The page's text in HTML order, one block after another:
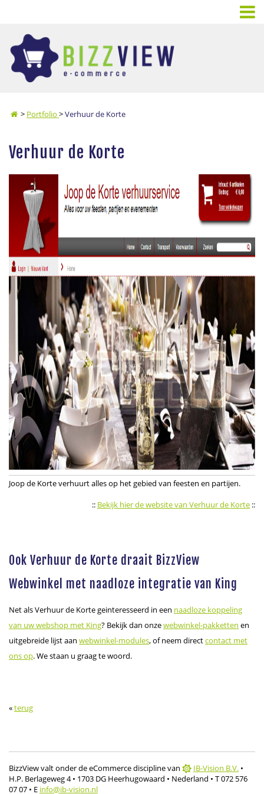
> Portfolio >Verhuur de Korte
Verhuur de Korte
Joop de Korte verhuurt alles op het gebied van feesten en partijen.
:: Bekijk hier de website van Verhuur de Korte ::
Ook Verhuur de Korte draait BizzView
Webwinkel met naadloze integratie van King
Net als Verhuur de Korte geinteresseerd in een naadloze koppeling
van uw webshop met King? Bekijk dan onzewebwinkel-pakketten en
uitgebreide lijst aan webwinkel-modules, of neem directcontact met
ons op. We staan u graag te woord.
«terug
BizzView valt onder de eCommerce discipline van IB-Vision B.V. •
H.P. Berlageweg 4 • 1703 DG Heerhugowaard • Nederland • T 072 576
07 07 • E info@ib-vision.nl